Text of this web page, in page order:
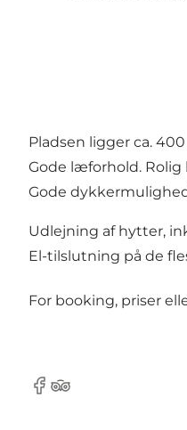
Pladsen ligger ca.
Gode læforhold. Rolig
Gode
Udlejning af hytter,
El-tilslutning på de
For booking, priser
Facebook
TripAdvisor